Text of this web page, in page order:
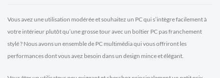
Vous avez une utilisation modérée et souhaitez un PC qui s’intègre facilement à
votre intérieur plutôt qu’une grosse tour avec un boîtier PC pas franchement
stylé ? Nous avons un ensemble de PC multimédia qui vous offriront les
performances dont vous avez besoin dans un design mince et élégant.